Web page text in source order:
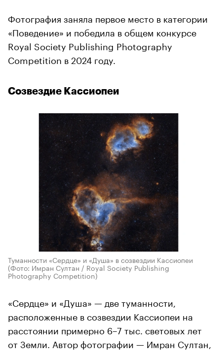
Фотография заняла первое место в категории
«Поведение» и победила в общем конкурсе
Royal Society Publishing Photography
Competition в 2024 году.
Созвездие Кассиопеи
Туманности «Сердце» и «Душа» в созвездии Кассиопеи
(Фото: Имран Султан / Royal Society Publishing
Photography Competition)
«Сердце» и «Душа» — две туманности,
расположенные в созвездии Кассиопеи на
расстоянии примерно 6–7 тыс. световых лет
от Земли. Автор фотографии — Имран Султан,